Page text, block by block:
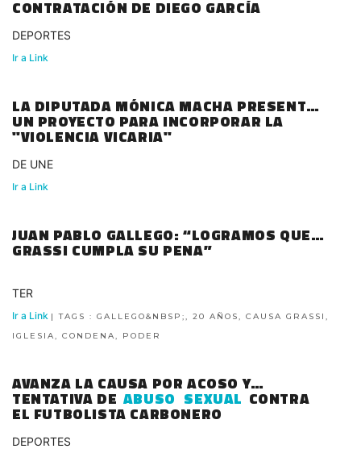
CONTRATACIÓN DE DIEGO GARCÍA
DEPORTES
Ir a Link
LA DIPUTADA MÓNICA MACHA PRESENTÓ
UN PROYECTO PARA INCORPORAR LA
"VIOLENCIA VICARIA"
DE UNE
Ir a Link
JUAN PABLO GALLEGO: “LOGRAMOS QUE
GRASSI CUMPLA SU PENA”
TER
Ir a Link | TAGS : GALLEGO&NBSP;, 20 AÑOS, CAUSA GRASSI,
IGLESIA, CONDENA, PODER
AVANZA LA CAUSA POR ACOSO Y
TENTATIVA DE ABUSO SEXUAL CONTRA
EL FUTBOLISTA CARBONERO
DEPORTES